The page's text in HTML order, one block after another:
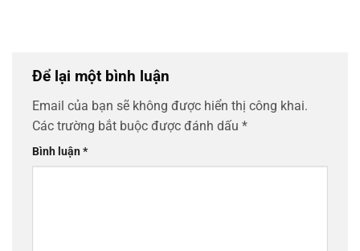
Để lại một bình luận
Email của bạn sẽ không được hiển thị công khai.
Các trường bắt buộc được đánh dấu *
Bình luận*